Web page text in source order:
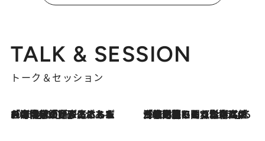
TALK & SESSION
トーク＆セッション
2026.8.3
「今後値上げがあるとすれば…」「リスクがあるのは今年の冬」エネルギー専門家が語る、ホルムズ海峡封鎖が家庭にもたらす“ある心配” 2026.8.3
「住宅建てられない…」「サーチャージ料の高値が続いている」ホルムズ海峡封鎖による影響はいつまで続く？《エネルギー専門家に聞く“どうなる日本の暮らし”》